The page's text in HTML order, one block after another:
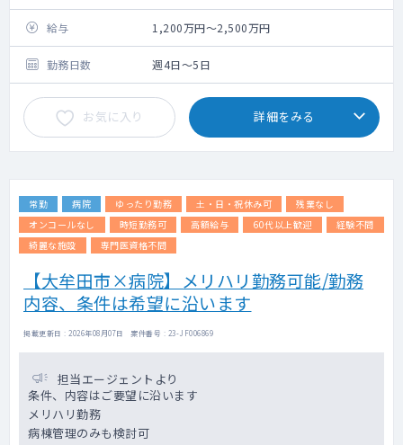
◇外来、病棟管理、手術の対応をお願いしま
す。
◇オペは月に数件程度、小オペのみで大きな
ものは他院に依頼しております。
◇当直は他の医師で対応しておりますので、
必須ではありません。
◇給与はご経験、年次に応じて変動いたしま
す。
給与 1,200万円～2,500万円
勤務日数 週4日～5日
お気に入り 詳細をみる
常勤 病院 ゆったり勤務 土・日・祝休み可
残業なし
オンコールなし
時短勤務可 高額給与 60代以上歓迎
経験不問
綺麗な施設
専門医資格不問
【大牟田市×病院】メリハリ勤務可能/勤務
内容、条件は希望に沿います
掲載更新日 : 2026年08月07日 案件番号 : 23-JF006869
担当エージェントより
条件、内容はご要望に沿います
メリハリ勤務
病棟管理のみも検討可